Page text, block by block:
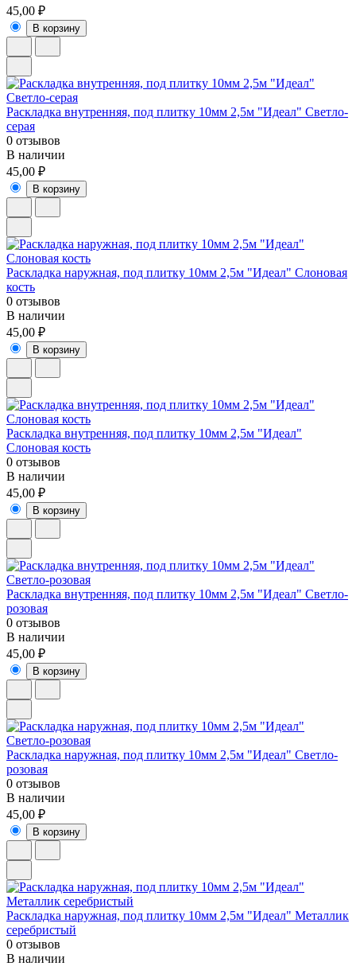
45,00 ₽
В корзину
Раскладка внутренняя, под плитку 10мм 2,5м "Идеал" Светло-
серая
0 отзывов
В наличии
45,00 ₽
В корзину
Раскладка наружная, под плитку 10мм 2,5м "Идеал" Слоновая
кость
0 отзывов
В наличии
45,00 ₽
В корзину
Раскладка внутренняя, под плитку 10мм 2,5м "Идеал"
Слоновая кость
0 отзывов
В наличии
45,00 ₽
В корзину
Раскладка внутренняя, под плитку 10мм 2,5м "Идеал" Светло-
розовая
0 отзывов
В наличии
45,00 ₽
В корзину
Раскладка наружная, под плитку 10мм 2,5м "Идеал" Светло-
розовая
0 отзывов
В наличии
45,00 ₽
В корзину
Раскладка наружная, под плитку 10мм 2,5м "Идеал" Металлик
серебристый
0 отзывов
В наличии